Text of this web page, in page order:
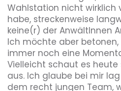
Wahlstation nicht
habe, streckenweise
keine(r) der AnwältInnen
Ich möchte aber
immer noch eine
Vielleicht schaut es
aus. Ich glaube bei mir
dem recht jungen Team,